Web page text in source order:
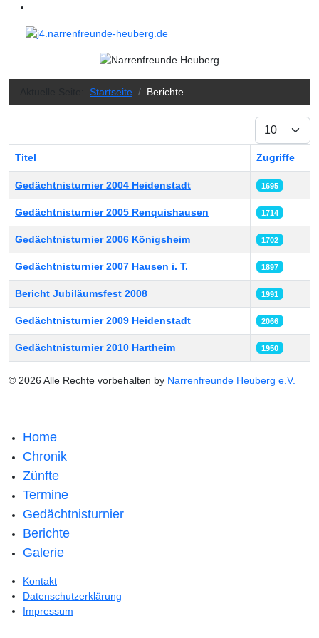
Startseite Berichte
Anzeige #
Titel Zugriffe
Gedächtnisturnier 2004 Heidenstadt 1695
Gedächtnisturnier 2005 Renquishausen 1714
Gedächtnisturnier 2006 Königsheim 1702
Gedächtnisturnier 2007 Hausen i. T. 1897
Bericht Jubiläumsfest 2008 1991
Gedächtnisturnier 2009 Heidenstadt 2066
Gedächtnisturnier 2010 Hartheim 1950
© 2026 Alle Rechte vorbehalten by Narrenfreunde Heuberg e.V.
Home
Chronik
Zünfte
Termine
Gedächtnisturnier
Berichte
Galerie
Kontakt
Datenschutzerklärung
Impressum